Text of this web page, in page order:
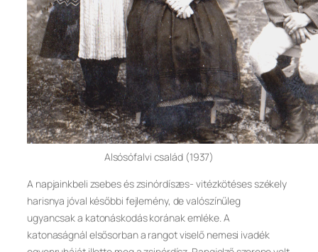
Alsósófalvi család (1937)
A napjainkbeli zsebes és zsinórdíszes- vitézkötéses székely
harisnya jóval későbbi fejlemény, de valószínűleg
ugyancsak a katonáskodás korának emléke. A
katonaságnál elsősorban a rangot viselő nemesi ivadék